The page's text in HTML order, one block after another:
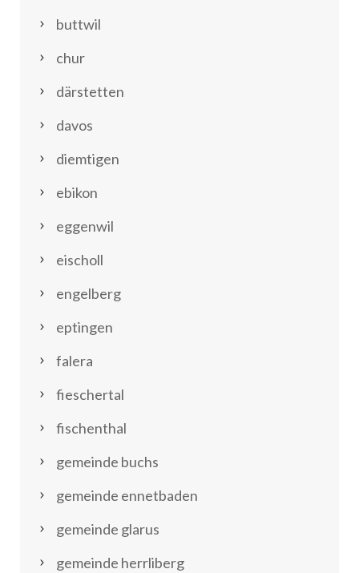
buttwil
chur
därstetten
davos
diemtigen
ebikon
eggenwil
eischoll
engelberg
eptingen
falera
fieschertal
fischenthal
gemeinde buchs
gemeinde ennetbaden
gemeinde glarus
gemeinde herrliberg